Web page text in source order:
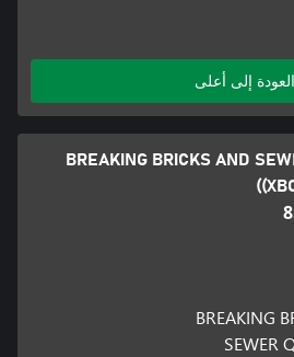
العودة إلى أعلى
BREAKING BRICKS AND
BREAKING
SEWER